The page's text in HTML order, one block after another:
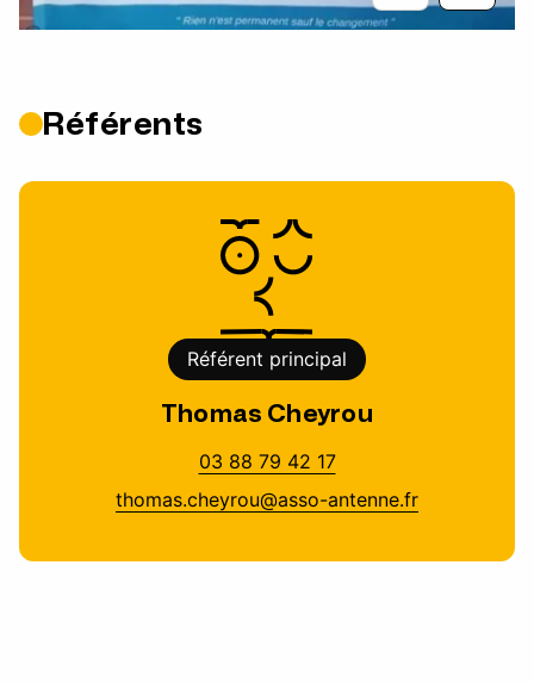
Référents
Référent principal
Thomas Cheyrou
03 88 79 42 17
thomas.cheyrou@asso-antenne.fr